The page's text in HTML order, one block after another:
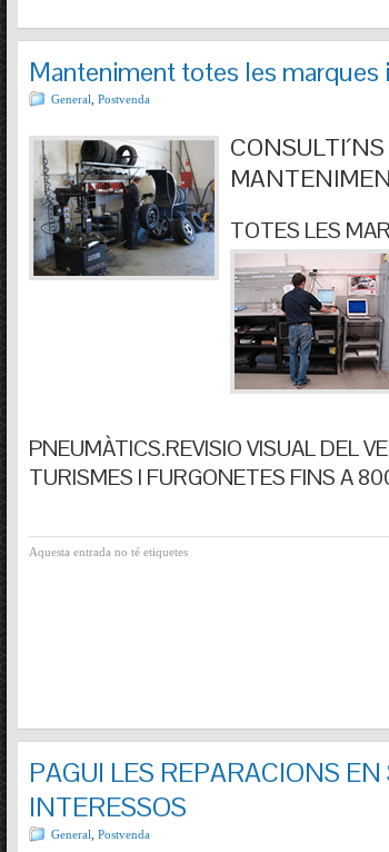
Manteniment totes les marques
General Postvenda
TOTES LES
PNEUMÀTICS.REVISIO VISUAL DEL
TURISMES I FURGONETES FINS A
Aquesta entrada no té etiquetes
PAGUI LES REPARACIONS
INTERESSOS
General Postvenda